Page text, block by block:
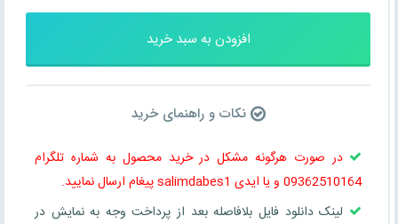
افزودن به سبد خرید
نکات و راهنمای خرید
در صورت هرگونه مشکل در خرید محصول به شماره تلگرام
09362510164 و یا ایدی salimdabes1 پیغام ارسال نمایید.
لینک دانلود فایل بلافاصله بعد از پرداخت وجه به نمایش در